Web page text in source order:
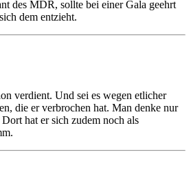
des MDR, sollte bei einer Gala geehrt
dem entzieht.
verdient. Und sei es wegen etlicher
die er verbrochen hat. Man denke nur
hat er sich zudem noch als